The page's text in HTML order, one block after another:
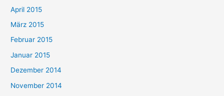
April 2015
März 2015
Februar 2015
Januar 2015
Dezember 2014
November 2014